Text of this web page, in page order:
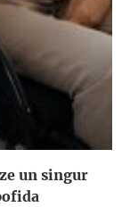
un singur